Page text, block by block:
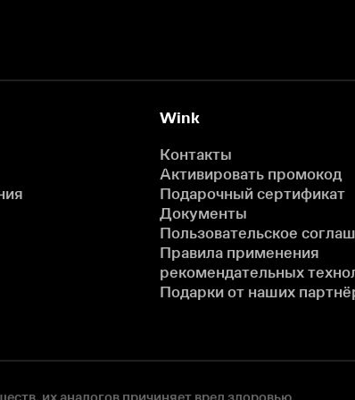
Wink
Контакты
Активировать промокод
Подарочный сертификат
Документы
Пользовательское
Правила применения
рекомендательных
Подарки от наших
их аналогов причиняет вред здоровью,